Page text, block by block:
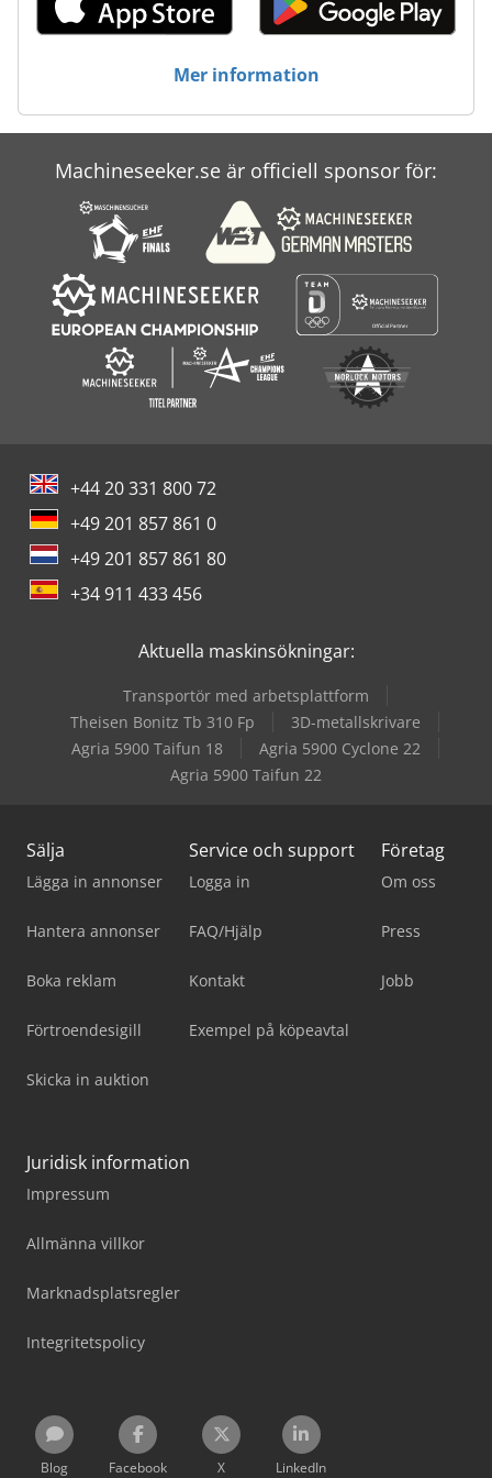
Övrigt: Materialintyg Tillverkardeklaration
Mer information
Machineseeker.se är officiell sponsor för:
+44 20 331 800 72
+49 201 857 861 0
+49 201 857 861 80
+34 911 433 456
Aktuella maskinsökningar:
Transportör med arbetsplattform
Theisen Bonitz Tb 310 Fp
3D-metallskrivare
Agria 5900 Taifun 18
Agria 5900 Cyclone 22
Agria 5900 Taifun 22
Sälja
Lägga in annonser
Hantera annonser
Boka reklam
Förtroendesigill
Skicka in auktion
Service och support
Logga in
FAQ/Hjälp
Kontakt
Exempel på köpeavtal
Företag
Om oss
Press
Jobb
Juridisk information
Impressum
Allmänna villkor
Marknadsplatsregler
Integritetspolicy
Blog Facebook X LinkedIn